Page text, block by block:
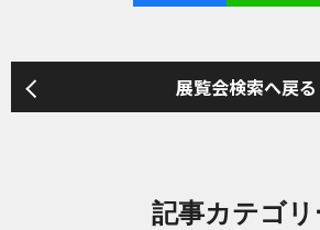
展覧会検索へ戻る
記事カテゴリ